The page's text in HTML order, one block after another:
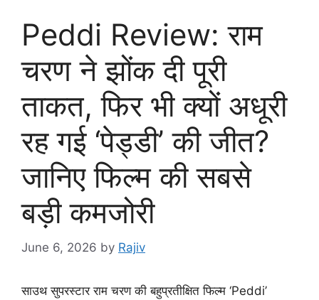
Peddi Review: राम
चरण ने झोंक दी पूरी
ताकत, फिर भी क्यों अधूरी
रह गई ‘पेड्डी’ की जीत?
जानिए फिल्म की सबसे
बड़ी कमजोरी
June 6, 2026 by Rajiv
साउथ सुपरस्टार राम चरण की बहुप्रतीक्षित फिल्म ‘Peddi’